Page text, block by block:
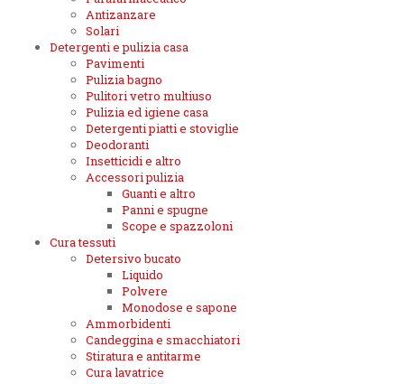
Antizanzare
Solari
Detergenti e pulizia casa
Pavimenti
Pulizia bagno
Pulitori vetro multiuso
Pulizia ed igiene casa
Detergenti piatti e stoviglie
Deodoranti
Insetticidi e altro
Accessori pulizia
Guanti e altro
Panni e spugne
Scope e spazzoloni
Cura tessuti
Detersivo bucato
Liquido
Polvere
Monodose e sapone
Ammorbidenti
Candeggina e smacchiatori
Stiratura e antitarme
Cura lavatrice